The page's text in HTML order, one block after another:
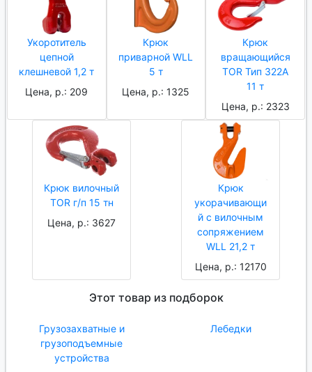
Укоротитель
цепной
клешневой 1,2 т
Цена, р.: 209
Крюк
приварной WLL
5 т
Цена, р.: 1325
Крюк
вращающийся
TOR Тип 322А
11 т
Цена, р.: 2323
Крюк вилочный
TOR г/п 15 тн
Цена, р.: 3627
Крюк
укорачивающи
й с вилочным
сопряжением
WLL 21,2 т
Цена, р.: 12170
Этот товар из подборок
Грузозахватные и
грузоподъемные
устройства
Лебедки